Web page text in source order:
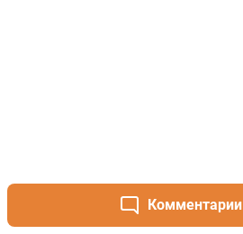
Комментарии